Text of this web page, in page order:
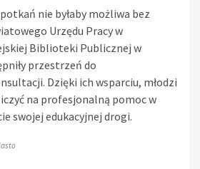
nie byłaby możliwa bez
Urzędu Pracy w
Biblioteki Publicznej w
przestrzeń do
Dzięki ich wsparciu, młodzi
na profesjonalną pomoc w
swojej edukacyjnej drogi.